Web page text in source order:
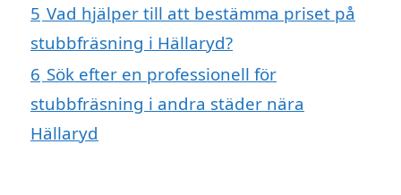
5 Vad hjälper till att bestämma priset på
stubbfräsning i Hällaryd?
6 Sök efter en professionell för
stubbfräsning i andra städer nära
Hällaryd